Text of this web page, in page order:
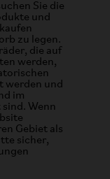
Sie die
und
zu legen.
die auf
werden,
werden und
im
Wenn
Gebiet als
sicher,